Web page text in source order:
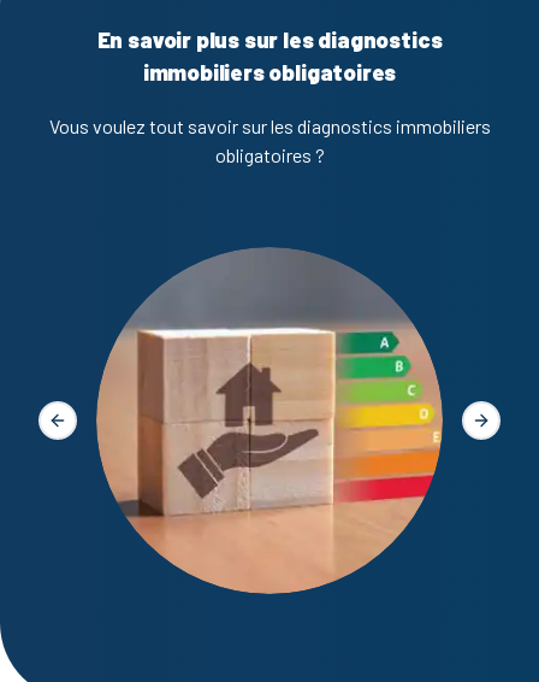
En savoir plus sur les diagnostics
immobiliers obligatoires
Vous voulez tout savoir sur les diagnostics immobiliers
obligatoires ?
Slide précédente Slide